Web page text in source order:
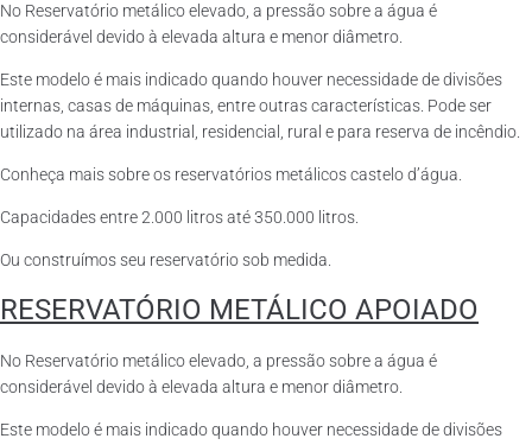
No Reservatório metálico elevado, a pressão sobre a água é
considerável devido à elevada altura e menor diâmetro.
Este modelo é mais indicado quando houver necessidade de divisões
internas, casas de máquinas, entre outras características. Pode ser
utilizado na área industrial, residencial, rural e para reserva de incêndio.
Conheça mais sobre os reservatórios metálicos castelo d’água.
Capacidades entre 2.000 litros até 350.000 litros.
Ou construímos seu reservatório sob medida.
RESERVATÓRIO METÁLICO APOIADO
No Reservatório metálico elevado, a pressão sobre a água é
considerável devido à elevada altura e menor diâmetro.
Este modelo é mais indicado quando houver necessidade de divisões